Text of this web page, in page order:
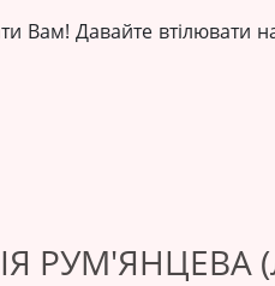
Вам! Давайте втілювати
РУМ'ЯНЦЕВА